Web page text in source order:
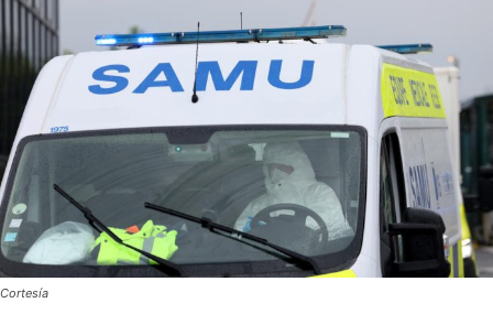
Cortesía